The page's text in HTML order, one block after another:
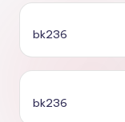
bk236
bk236